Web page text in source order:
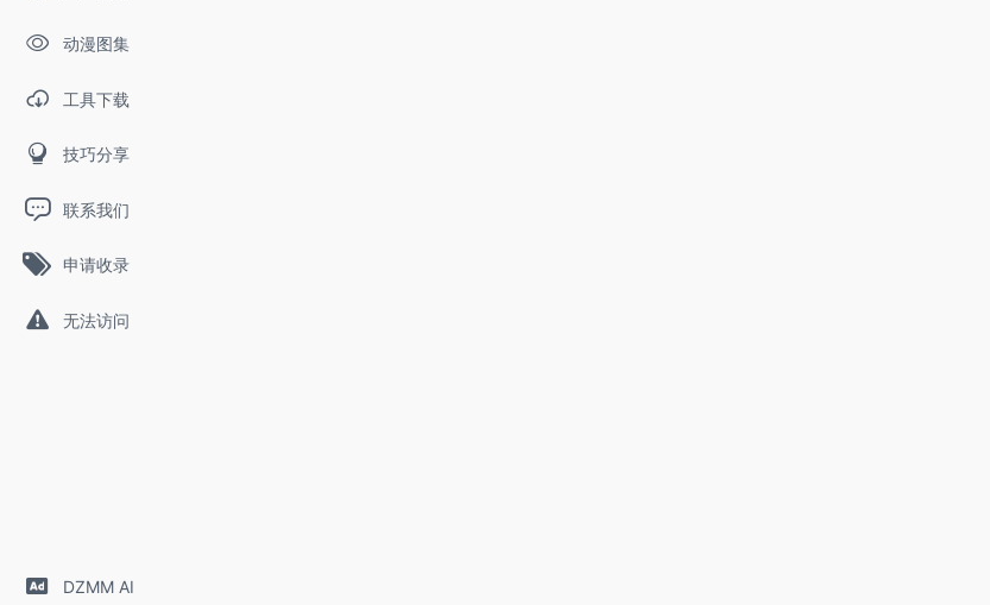
动漫图集
工具下载
技巧分享
联系我们
申请收录
无法访问
DZMM AI